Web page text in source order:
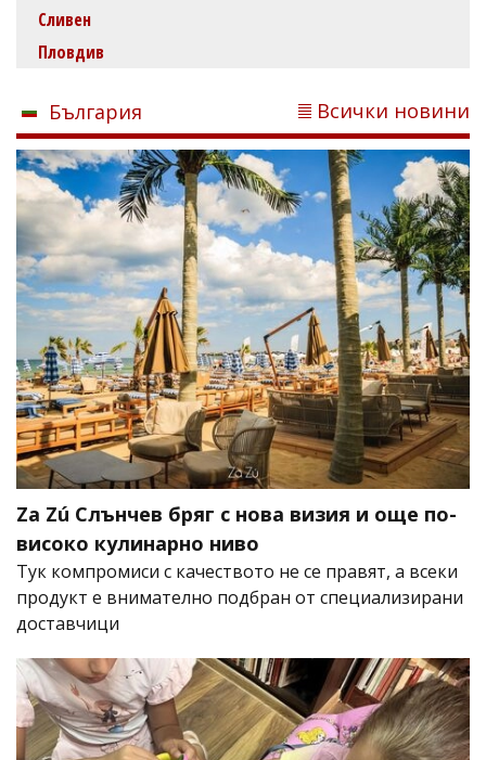
Сливен
Пловдив
България Всички новини
Za Zú Слънчев бряг с нова визия и още по-
високо кулинарно ниво
Тук компромиси с качеството не се правят, а всеки
продукт е внимателно подбран от специализирани
доставчици